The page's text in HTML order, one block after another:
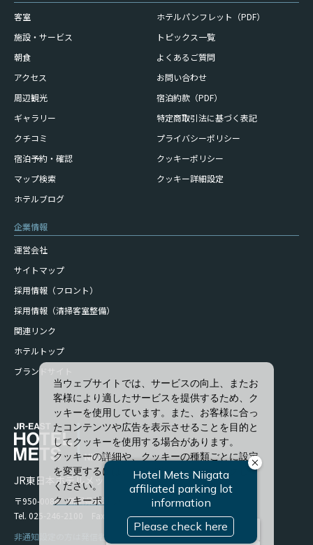
客室
施設・サービス
朝食
アクセス
周辺観光
ギャラリー
クチコミ
宿泊予約・確認
マップ検索
ホテルブログ
ホテルパンフレット（PDF）
トピックス一覧
よくあるご質問
お問い合わせ
宿泊約款（PDF）
特定商取引法に基づく表記
プライバシーポリシー
クッキーポリシー
クッキー詳細設定
企業情報
運営会社
サイトマップ
採用情報（フロント）
採用情報（清掃客室整備）
関連リンク
ホテルトップ
ブランドサイト
JR東日本ホテルメッツ 新潟
〒950-0086 新潟県新潟市中央区花園1-96-47
Tel. 025-246-2100 Fax. 025-246-2114
非通知設定の方は発信者番号を設定の上お電話ください。
当ウェブサイトでは、サービスの向上、またお
客様により適したサービスを提供するため、ク
ッキーを使用しています。また、お客様に合っ
たコンテンツや広告を表示させることを目的と
してクッキーを使用する場合があります。
クッキーの詳細や、クッキーの種類ごとに設定
を変更するには、「詳細設定」をクリックして
ください。
クッキーポリシー
すべて許可